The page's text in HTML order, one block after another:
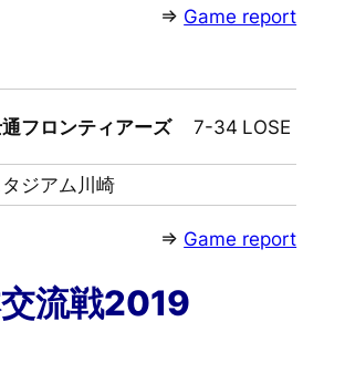
⇒ Game report
フロンティアーズ 7-34 LOSE
ジアム川崎
⇒ Game report
流戦2019